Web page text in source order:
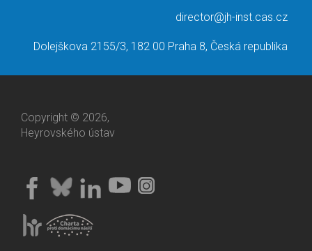
director@jh-inst.cas.cz
Dolejškova 2155/3, 182 00 Praha 8, Česká republika
Copyright © 2026,
Heyrovského ústav